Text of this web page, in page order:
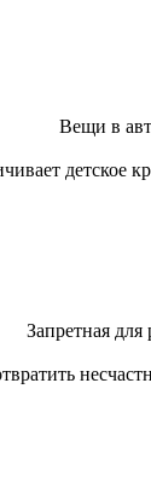
Вещи в
Запретная для